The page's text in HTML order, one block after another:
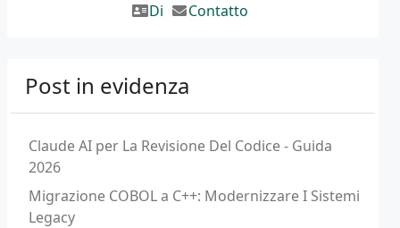
Di
Contatto
Post in evidenza
Claude AI per La Revisione Del Codice - Guida
2026
Migrazione COBOL a C++: Modernizzare I Sistemi
Legacy